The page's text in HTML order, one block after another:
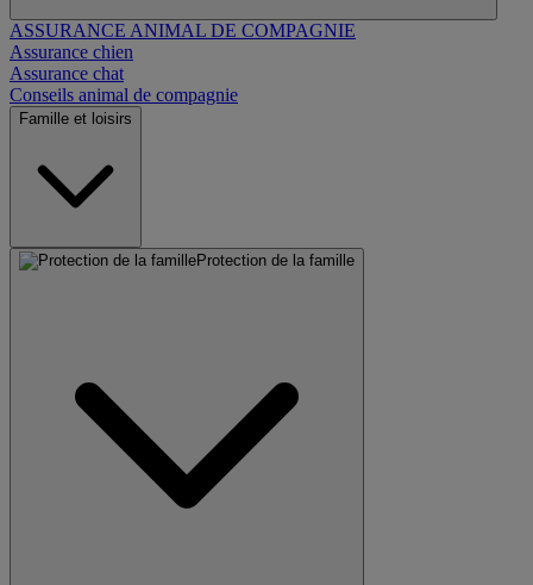
ASSURANCE ANIMAL DE COMPAGNIE
Assurance chien
Assurance chat
Conseils animal de compagnie
Famille et loisirs
Protection de la famille